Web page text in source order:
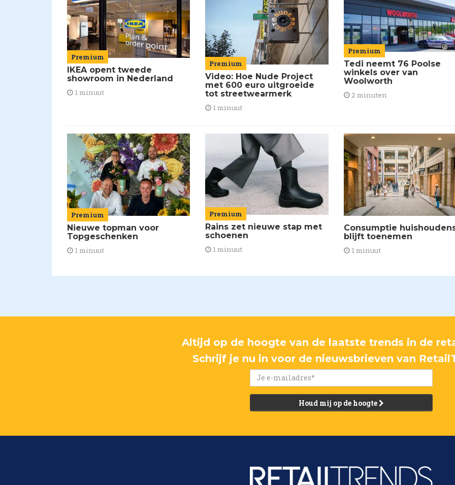
Premium
IKEA opent tweede
showroom in Nederland
1 minuut
Premium
Video: Hoe Nude Project
met 600 euro uitgroeide
tot streetwearmerk
1 minuut
Premium
Tedi neemt 76 Poolse
winkels over van
Woolworth
2 minuten
Premium
Nieuwe topman voor
Topgeschenken
1 minuut
Premium
Rains zet nieuwe stap met
schoenen
1 minuut
Consumptie
blijft toenemen
1 minuut
Altijd op de hoogte van de laatste trends in de
Schrijf je nu in voor de nieuwsbrieven van
Houd mij op de hoogte